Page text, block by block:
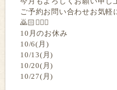
ご予約お問い合わせお気軽
🙇🏻🙇🏻‍♀️
10月のお休み
10/6(月)
10/13(月)
10/20(月)
10/27(月)